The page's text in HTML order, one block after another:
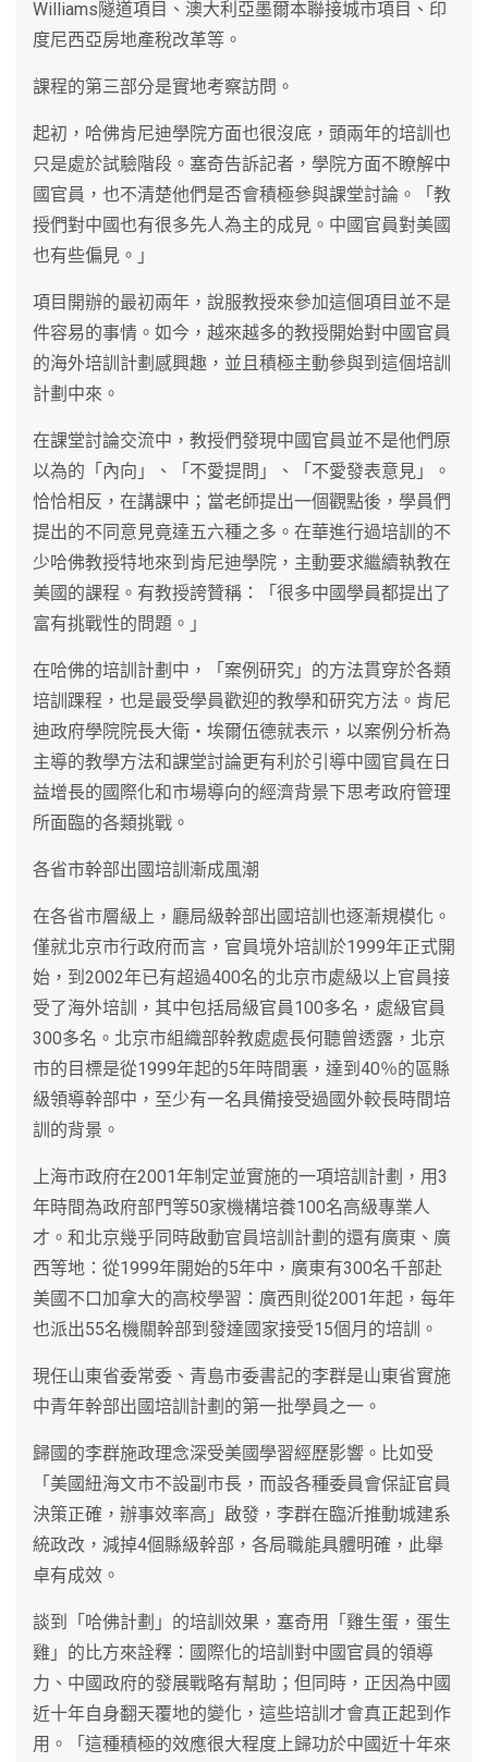
Williams隧道項目、澳大利亞墨爾本聯接城市項目、印
度尼西亞房地產稅改革等。
課程的第三部分是實地考察訪問。
起初，哈佛肯尼迪學院方面也很沒底，頭兩年的培訓也
只是處於試驗階段。塞奇告訴記者，學院方面不瞭解中
國官員，也不清楚他們是否會積極參與課堂討論。「教
授們對中國也有很多先人為主的成見。中國官員對美國
也有些偏見。」
項目開辦的最初兩年，說服教授來參加這個項目並不是
件容易的事情。如今，越來越多的教授開始對中國官員
的海外培訓計劃感興趣，並且積極主動參與到這個培訓
計劃中來。
在課堂討論交流中，教授們發現中國官員並不是他們原
以為的「內向」、「不愛提問」、「不愛發表意見」。
恰恰相反，在講課中；當老師提出一個觀點後，學員們
提出的不同意見竟達五六種之多。在華進行過培訓的不
少哈佛教授特地來到肯尼迪學院，主動要求繼續執教在
美國的課程。有教授誇贊稱：「很多中國學員都提出了
富有挑戰性的問題。」
在哈佛的培訓計劃中，「案例研究」的方法貫穿於各類
培訓踝程，也是最受學員歡迎的教學和研究方法。肯尼
迪政府學院院長大衛‧埃爾伍德就表示，以案例分析為
主導的教學方法和課堂討論更有利於引導中國官員在日
益增長的國際化和市場導向的經濟背景下思考政府管理
所面臨的各類挑戰。
各省市幹部出國培訓漸成風潮
在各省市層級上，廳局級幹部出國培訓也逐漸規模化。
僅就北京市行政府而言，官員境外培訓於1999年正式開
始，到2002年已有超過400名的北京市處級以上官員接
受了海外培訓，其中包括局級官員100多名，處級官員
300多名。北京市組織部幹教處處長何聽曾透露，北京
市的目標是從1999年起的5年時間裏，達到40％的區縣
級領導幹部中，至少有一名具備接受過國外較長時間培
訓的背景。
上海市政府在2001年制定並實施的一項培訓計劃，用3
年時間為政府部門等50家機構培養100名高級專業人
才。和北京幾乎同時啟動官員培訓計劃的還有廣東、廣
西等地：從1999年開始的5年中，廣東有300名千部赴
美國不口加拿大的高校學習：廣西則從2001年起，每年
也派出55名機關幹部到發達國家接受15個月的培訓。
現任山東省委常委、青島市委書記的李群是山東省實施
中青年幹部出國培訓計劃的第一批學員之一。
歸國的李群施政理念深受美國學習經歷影響。比如受
「美國紐海文市不設副市長，而設各種委員會保証官員
決策正確，辦事效率高」啟發，李群在臨沂推動城建系
統政改，減掉4個縣級幹部，各局職能具體明確，此舉
卓有成效。
談到「哈佛計劃」的培訓效果，塞奇用「雞生蛋，蛋生
雞」的比方來詮釋：國際化的培訓對中國官員的領導
力、中國政府的發展戰略有幫助；但同時，正因為中國
近十年自身翻天覆地的變化，這些培訓才會真正起到作
用。「這種積極的效應很大程度上歸功於中國近十年來